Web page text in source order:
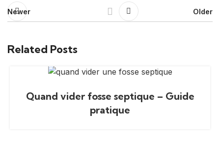
Newer Older
Related Posts
Quand vider fosse septique – Guide
pratique